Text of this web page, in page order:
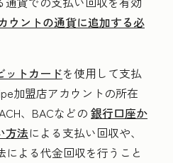
ウントの通貨に追加する必
ットカードを使用して支払
加盟店アカウントの所在
、BACなどの 銀行口座か
方法による支払い回収や、
による代金回収を行うこと